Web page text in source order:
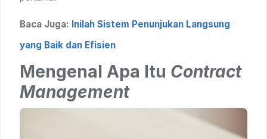
Baca Juga: Inilah Sistem Penunjukan Langsung
yang Baik dan Efisien
Mengenal Apa Itu Contract
Management